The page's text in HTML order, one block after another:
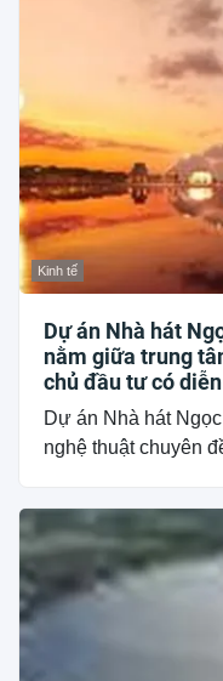
Kinh tế
Dự án Nhà hát
nằm giữa trung
chủ đầu tư có
Dự án Nhà hát
nghệ thuật chuyên